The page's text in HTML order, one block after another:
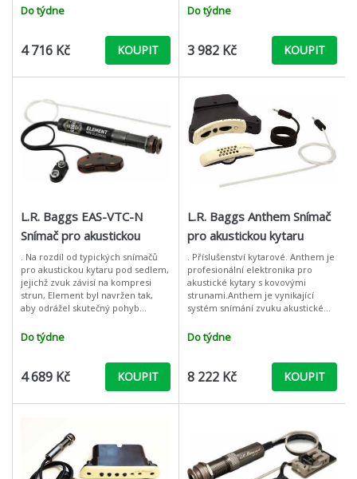
je flexibilním tenkým filmem pro
snímání strun be
Do týdne
4 716 Kč KOUPIT
"endpin" předzesilovače, který po
namont
Do týdne
3 982 Kč KOUPIT
L.R. Baggs EAS-VTC-N
Snímač pro akustickou
kytaru
. Na rozdíl od typických snímačů
pro akustickou kytaru pod sedlem,
jejichž zvuk závisí na kompresi
strun, Element byl navržen tak,
aby odrážel skutečný pohyb
snímače je flexibilní senzor o ten
Do týdne
4 689 Kč KOUPIT
L.R. Baggs Anthem Snímač
pro akustickou kytaru
. Příslušenství kytarové. Anthem je
profesionální elektronika pro
akustické kytary s kovovými
strunami.Anthem je vynikající
systém snímání zvuku akustické
dva snímače: Element a TRU M
Do týdne
8 222 Kč KOUPIT